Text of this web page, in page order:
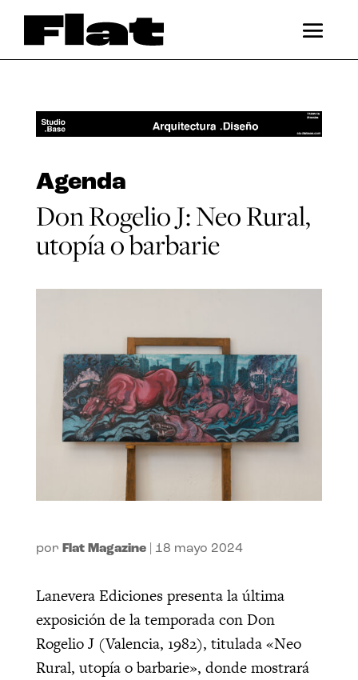
Agenda
Don Rogelio J: Neo Rural,
utopía o barbarie
por Flat Magazine| 18 mayo 2024
Lanevera Ediciones presenta la última
exposición de la temporada con Don
Rogelio J (Valencia, 1982), titulada «Neo
Rural, utopía o barbarie», donde mostrará